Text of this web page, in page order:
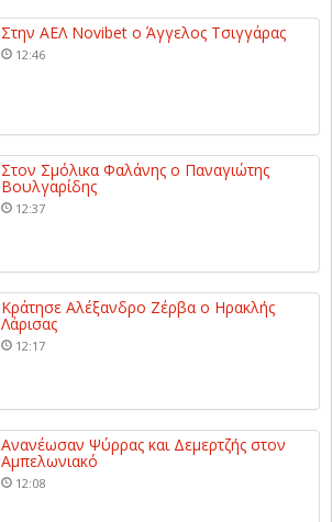
Στην ΑΕΛ Novibet ο Άγγελος Τσιγγάρας
12:46
Στον Σμόλικα Φαλάνης ο Παναγιώτης
Βουλγαρίδης
12:37
Κράτησε Αλέξανδρο Ζέρβα ο Ηρακλής
Λάρισας
12:17
Ανανέωσαν Ψύρρας και Δεμερτζής στον
Αμπελωνιακό
12:08